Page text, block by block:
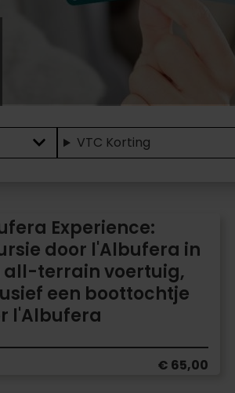
VTC Korting
Experience:
door l'Albufera in
all-terrain voertuig,
een boottochtje
l'Albufera
€ 65,00